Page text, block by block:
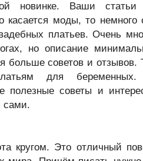
новинке. Ваши статьи
касается моды, то немного
платьев. Очень
но описание
больше советов и отзывов.
для
полезные советы и
сами.
кругом. Это отличный